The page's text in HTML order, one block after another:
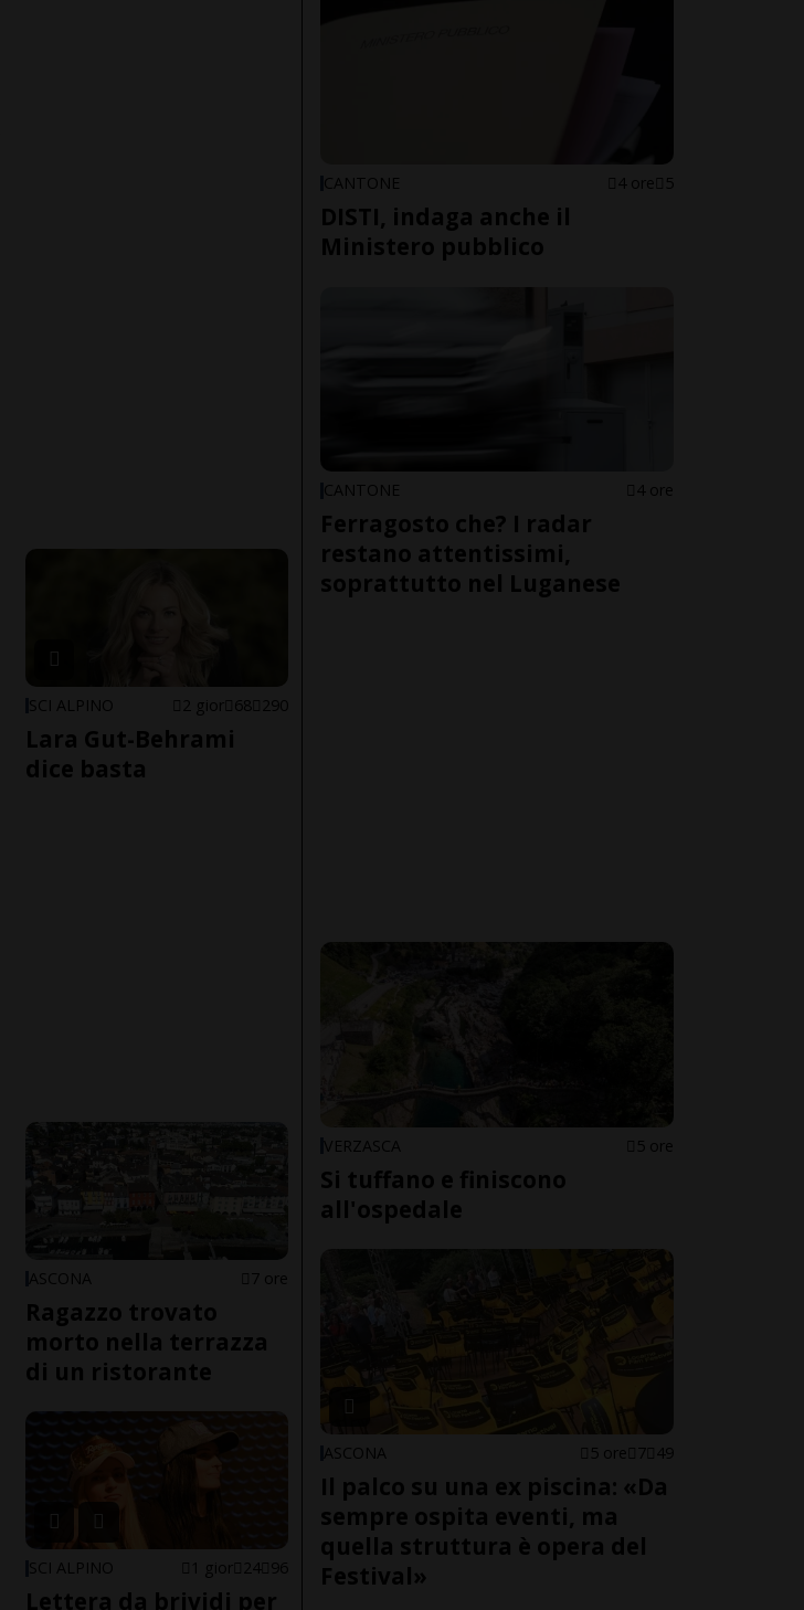
SCI ALPINO 2 gior 68 290
Lara Gut-Behrami
dice basta
ASCONA 7 ore
Ragazzo trovato
morto nella terrazza
di un ristorante
SCI ALPINO 1 gior 24 96
Lettera da brividi per
CANTONE 4 ore 5
DISTI, indaga anche il
Ministero pubblico
CANTONE 4 ore
Ferragosto che? I radar
restano attentissimi,
soprattutto nel Luganese
VERZASCA 5 ore
Si tuffano e finiscono
all'ospedale
ASCONA 5 ore 7 49
Il palco su una ex piscina: «Da
sempre ospita eventi, ma
quella struttura è opera del
Festival»